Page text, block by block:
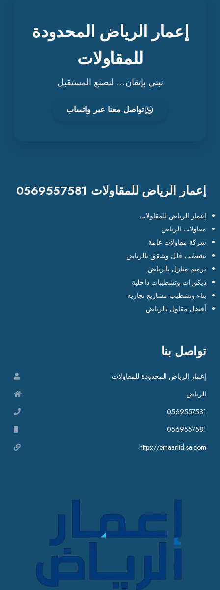
إعمار الرياض المحدودة
للمقاولات
نبني بإتقان… لنصنع المستقبل
تواصل معنا عبر واتساب
إعمار الرياض للمقاولات 0569557581
إعمار الرياض للمقاولات
مقاولات الرياض
شركة مقاولات عامة
تشطيب فلل وشقق بالرياض
ترميم منازل بالرياض
ديكورات وتشطيبات داخلية
بناء وتشطيب مشاريع تجارية
أفضل مقاول بالرياض
تواصل بنا
إعمار الرياض المحدودة للمقاولات
الرياض
0569557581
0569557581
https://emaarltd-sa.com